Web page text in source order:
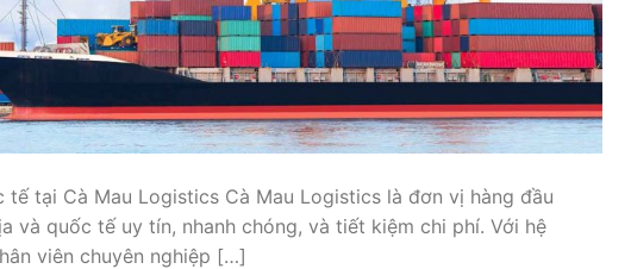
tại Cà Mau Logistics Cà Mau Logistics là đơn vị hàng đầu
và quốc tế uy tín, nhanh chóng, và tiết kiệm chi phí. Với hệ
viên chuyên nghiệp […]